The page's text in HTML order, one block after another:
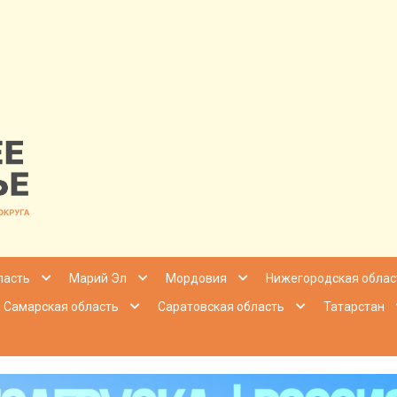
|Марий Эл Мордовия Нижегородская
Самарская область Саратовская область Татарстан